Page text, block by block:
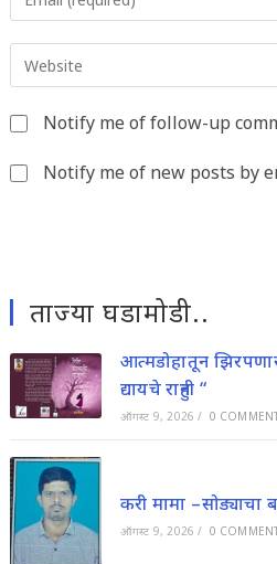
username
to
comment
your
address
toyour
URL
Notify me of follow-up
Notify me of new posts by
ताज्या घडामोडी..
आत्मडोहातून
द्यायचे राहुनी “
ऑगस्ट 9, 2026 / 0
करी मामा
ऑगस्ट 9, 2026 / 0